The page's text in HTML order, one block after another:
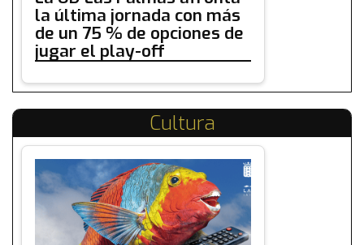
la última jornada con más
de un 75 % de opciones de
jugar el play-off
Cultura